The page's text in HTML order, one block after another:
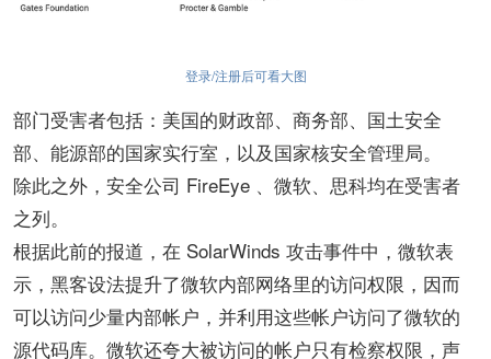
登录/注册后可看大图
部门受害者包括：美国的财政部、商务部、国土安全
部、能源部的国家实行室，以及国家核安全管理局。
除此之外，安全公司 FireEye 、微软、思科均在受害者
之列。
根据此前的报道，在 SolarWinds 攻击事件中，微软表
示，黑客设法提升了微软内部网络里的访问权限，因而
可以访问少量内部帐户，并利用这些帐户访问了微软的
源代码库。微软还夸大被访问的帐户只有检察权限，声